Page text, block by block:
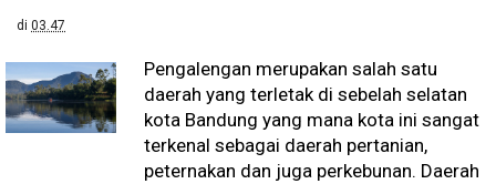
di 03.47
Pengalengan merupakan salah satu
daerah yang terletak di sebelah selatan
kota Bandung yang mana kota ini sangat
terkenal sebagai daerah pertanian,
peternakan dan juga perkebunan. Daerah